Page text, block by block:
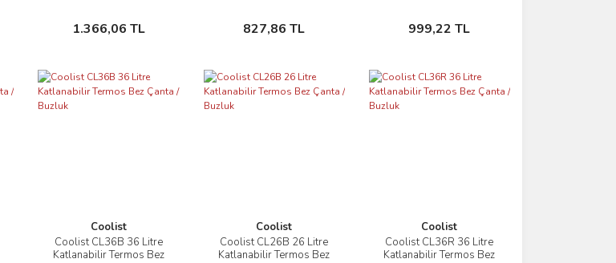
1.366,06 TL
Sepete Ekle 827,86 TL
Sepete Ekle 999,22 TL
Sepete Ekle
Coolist
Coolist CL36B 36 Litre
Katlanabilir Termos Bez
İncele
Coolist
Coolist CL26B 26 Litre
Katlanabilir Termos Bez
İncele
Coolist
Coolist CL36R 36 Litre
Katlanabilir Termos Bez
İncele